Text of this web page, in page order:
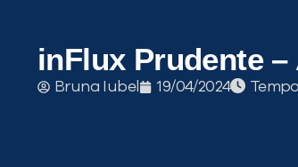
inFlux Prudente
Bruna Iubel 19/04/2024